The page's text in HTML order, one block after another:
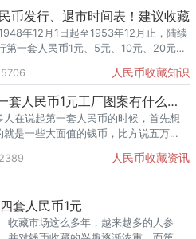
币发行、退市时间表！建议收藏
年12月1日起至1953年12月止，陆续
第一套人民币1元、5元、10元、20元、
5706 人民币收藏知识
第一套人民币1元工厂图案有什么特点
人在说起第一套人民币的时候，首先想
就是一些大面值的钱币，比方说五万
还发行了面值比较小的钱币，比方说一
2389 人民币收藏资讯
套人民币1元
藏市场这么多年，越来越多的人参